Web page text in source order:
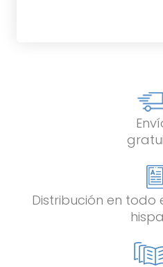
Distribución en